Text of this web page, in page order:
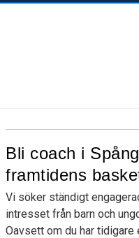
AVGIFTER
FRÅGOR OCH SVAR
Bli coach i
framtidens
Vi söker ständigt
intresset från barn och
Oavsett om du har